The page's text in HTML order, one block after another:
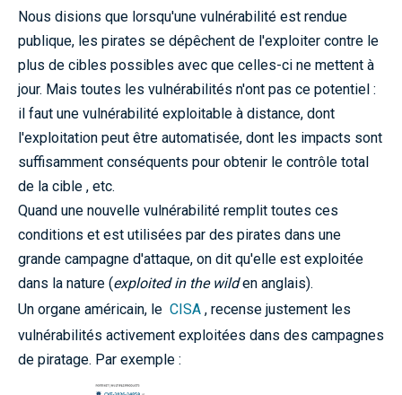
Nous disions que lorsqu'une vulnérabilité est rendue
publique, les pirates se dépêchent de l'exploiter contre le
plus de cibles possibles avec que celles-ci ne mettent à
jour. Mais toutes les vulnérabilités n'ont pas ce potentiel :
il faut une vulnérabilité exploitable à distance, dont
l'exploitation peut être automatisée, dont les impacts sont
suffisamment conséquents pour obtenir le contrôle total
de la cible , etc.
Quand une nouvelle vulnérabilité remplit toutes ces
conditions et est utilisées par des pirates dans une
grande campagne d'attaque, on dit qu'elle est exploitée
dans la nature (exploited in the wilden anglais).
Un organe américain, le CISA , recense justement les
vulnérabilités activement exploitées dans des campagnes
de piratage. Par exemple :